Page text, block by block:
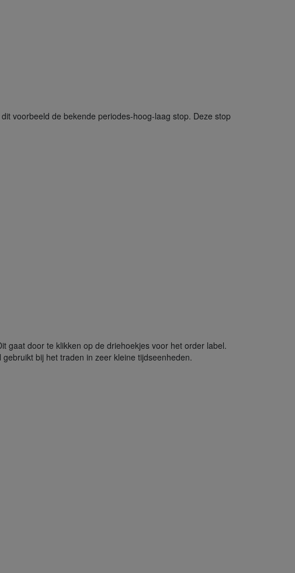
voorbeeld de bekende periodes-hoog-laag stop. Deze stop
gaat door te klikken op de driehoekjes voor het order label.
bij het traden in zeer kleine tijdseenheden.